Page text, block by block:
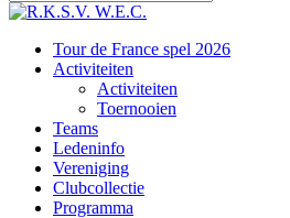
Close
Menu
Tour de France spel 2026
Activiteiten
Activiteiten
Toernooien
Teams
Ledeninfo
Vereniging
Clubcollectie
Programma